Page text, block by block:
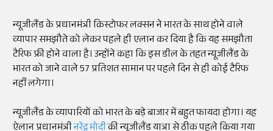
न्यूजीलैंड के प्रधानमंत्री क्रिस्टोफर लक्सन ने भारत के साथ होने वाले
व्यापार समझौते को लेकर पहले ही एलान कर दिया है कि यह समझौता
टैरिफ फ्री होने वाला है। उन्होंने कहा कि इस डील के तहत न्यूजीलैंड के
भारत को जाने वाले 57 प्रतिशत सामान पर पहले दिन से ही कोई टैरिफ
नहीं लगेगा।
न्यूजीलैंड के व्यापारियों को भारत के बड़े बाजार में बहुत फायदा होगा। यह